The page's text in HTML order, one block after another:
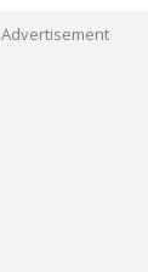
Advertisement